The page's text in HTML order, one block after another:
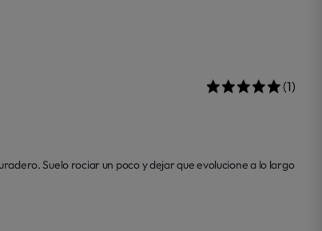
(1)
Suelo rociar un poco y dejar que evolucione a lo largo